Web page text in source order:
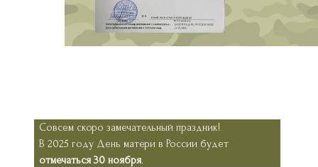
Совсем скоро замечательный праздник!
В 2025 году День матери в России будет
отмечаться 30 ноября.